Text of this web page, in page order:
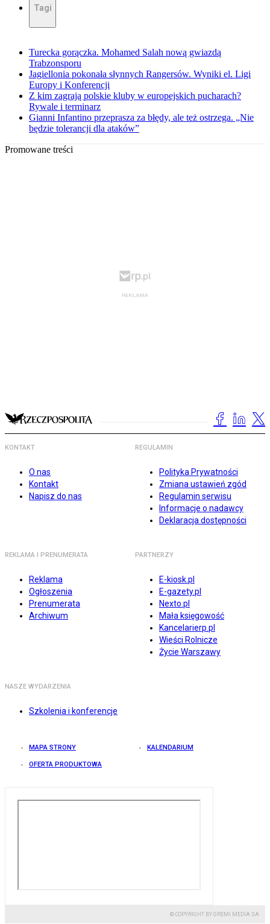
Tagi
Turecka gorączka. Mohamed Salah nową gwiazdą
Trabzonsporu
Jagiellonia pokonała słynnych Rangersów. Wyniki el. Ligi
Europy i Konferencji
Z kim zagrają polskie kluby w europejskich pucharach?
Rywale i terminarz
Gianni Infantino przeprasza za błędy, ale też ostrzega. „Nie
będzie tolerancji dla ataków”
Promowane treści
KONTAKT
O nas
Kontakt
Napisz do nas
REGULAMIN
Polityka Prywatności
Zmiana ustawień zgód
Regulamin serwisu
Informacje o nadawcy
Deklaracja dostępności
REKLAMA I PRENUMERATA
Reklama
Ogłoszenia
Prenumerata
Archiwum
PARTNERZY
E-kiosk.pl
E-gazety.pl
Nexto.pl
Mała księgowość
Kancelarierp.pl
Wieści Rolnicze
Życie Warszawy
NASZE WYDARZENIA
Szkolenia i konferencje
MAPA STRONY KALENDARIUM
OFERTA PRODUKTOWA
© COPYRIGHT BY GREMI MEDIA SA